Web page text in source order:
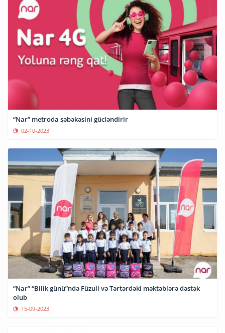
“Nar” metroda şəbəkəsini gücləndirir
02-10-2023
“Nar” “Bilik günü”ndə Füzuli və Tərtərdəki məktəblərə dəstək
olub
15-09-2023